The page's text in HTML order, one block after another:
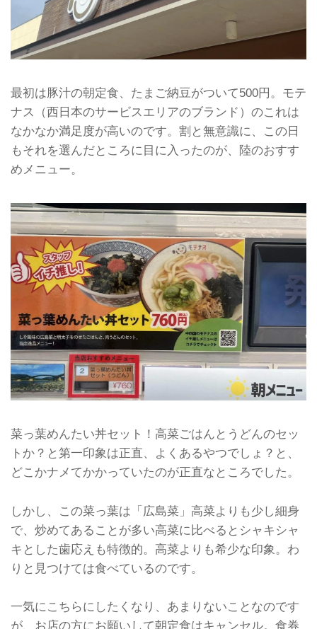
最初は豚汁の朝定食、たまご納豆がついて500円。モテ
ナス（西日本のサービスエリアのブランド）のこれは
なかなか満足度が高いのです。割と無意識に、この日
もそれを選んだところに目に入ったのが、陸のおすす
めメニュー。
菜っ葉めんたい丼セット！高菜ごはんとうどんのセッ
トか？と第一印象は正直、よくあるやつでしょ？と、
どこかナメてかかっていたのが正直なところでした。
しかし、この菜っ葉は「広島菜」高菜よりも少し細身
で、炒めてあることが多い高菜に比べるとシャキシャ
キとした歯応えも特徴的。高菜よりも希少な印象。わ
りと見つけては食べているのです。
一気にこちらにしたくなり、あまりないことなのです
が、お店の方にお願いして朝定食はキャンセル。食券